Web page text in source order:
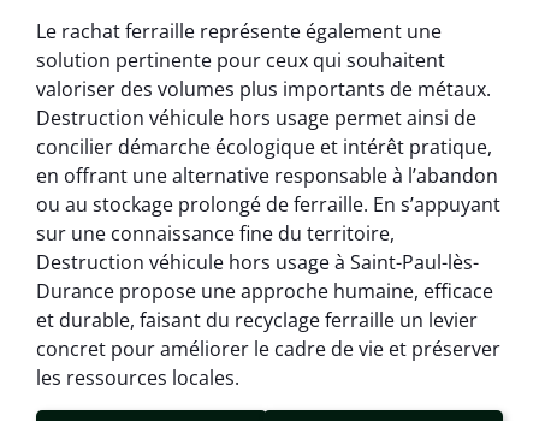
Le rachat ferraille représente également une
solution pertinente pour ceux qui souhaitent
valoriser des volumes plus importants de métaux.
Destruction véhicule hors usage permet ainsi de
concilier démarche écologique et intérêt pratique,
en offrant une alternative responsable à l’abandon
ou au stockage prolongé de ferraille. En s’appuyant
sur une connaissance fine du territoire,
Destruction véhicule hors usage à Saint-Paul-lès-
Durance propose une approche humaine, efficace
et durable, faisant du recyclage ferraille un levier
concret pour améliorer le cadre de vie et préserver
les ressources locales.